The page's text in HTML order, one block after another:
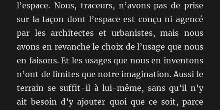
l’espace. Nous, traceurs, n’avons pas de prise
sur la façon dont l’espace est conçu ni agencé
par les architectes et urbanistes, mais nous
avons en revanche le choix de l’usage que nous
en faisons. Et les usages que nous en inventons
n’ont de limites que notre imagination. Aussi le
terrain se suffit-il à lui-même, sans qu’il n’y
ait besoin d’y ajouter quoi que ce soit, parce